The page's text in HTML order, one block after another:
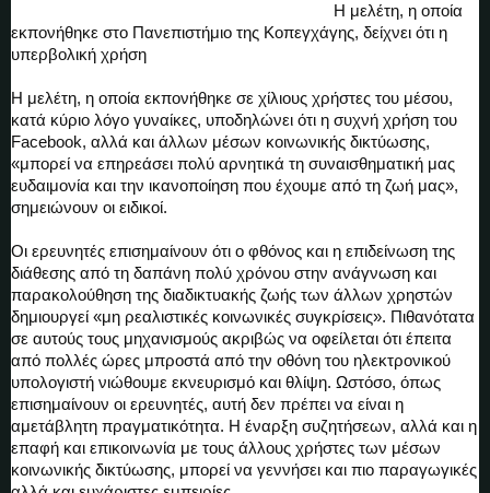
Η μελέτη, η οποία
εκπονήθηκε στο Πανεπιστήμιο της Κοπεγχάγης, δείχνει ότι η
υπερβολική χρήση
Η μελέτη, η οποία εκπονήθηκε σε χίλιους χρήστες του μέσου,
κατά κύριο λόγο γυναίκες, υποδηλώνει ότι η συχνή χρήση του
Facebook, αλλά και άλλων μέσων κοινωνικής δικτύωσης,
«μπορεί να επηρεάσει πολύ αρνητικά τη συναισθηματική μας
ευδαιμονία και την ικανοποίηση που έχουμε από τη ζωή μας»,
σημειώνουν οι ειδικοί.
Οι ερευνητές επισημαίνουν ότι ο φθόνος και η επιδείνωση της
διάθεσης από τη δαπάνη πολύ χρόνου στην ανάγνωση και
παρακολούθηση της διαδικτυακής ζωής των άλλων χρηστών
δημιουργεί «μη ρεαλιστικές κοινωνικές συγκρίσεις». Πιθανότατα
σε αυτούς τους μηχανισμούς ακριβώς να οφείλεται ότι έπειτα
από πολλές ώρες μπροστά από την οθόνη του ηλεκτρονικού
υπολογιστή νιώθουμε εκνευρισμό και θλίψη. Ωστόσο, όπως
επισημαίνουν οι ερευνητές, αυτή δεν πρέπει να είναι η
αμετάβλητη πραγματικότητα. Η έναρξη συζητήσεων, αλλά και η
επαφή και επικοινωνία με τους άλλους χρήστες των μέσων
κοινωνικής δικτύωσης, μπορεί να γεννήσει και πιο παραγωγικές